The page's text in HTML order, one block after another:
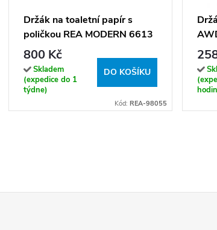
Držák na toaletní papír s
poličkou REA MODERN 6613
kartáčovaná měď
800 Kč
Skladem
(expedice do 1
týdne)
DO KOŠÍKU
Kód: REA-98055